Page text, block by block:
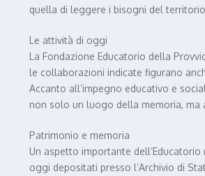
quella di leggere i bisogni del
Le attività di oggi
La Fondazione Educatorio della
le collaborazioni indicate figurano
Accanto all’impegno educativo e
non solo un luogo della memoria, ma
Patrimonio e memoria
Un aspetto importante
oggi depositati presso l’Archivio di